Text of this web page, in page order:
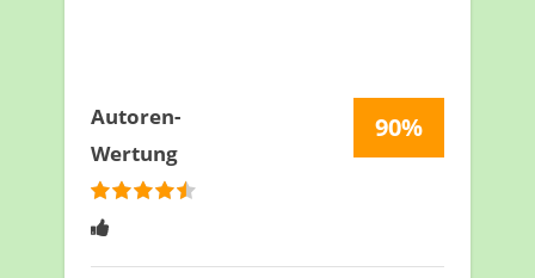
Autoren-
Wertung
bewertet
4.5
Sterne
90%